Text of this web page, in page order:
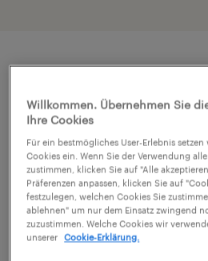
committed to excellence,
highest standards for our
processes. To strengthen
we are seeking a
Willkommen. Übernehmen Sie
Ihre Cookies
Für ein bestmögliches User-Erlebnis
Cookies ein. Wenn Sie der Verwendung
zustimmen, klicken Sie auf "Alle
Präferenzen anpassen, klicken Sie auf
festzulegen, welchen Cookies Sie
ablehnen" um nur dem Einsatz zwingend
zuzustimmen. Welche Cookies wir
unserer
Cookie-Erklärung.